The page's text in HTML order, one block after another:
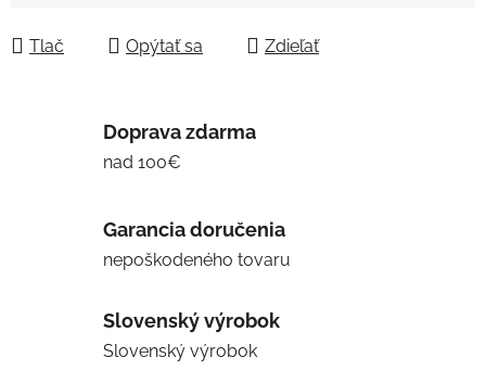
Tlač Opýtať sa Zdieľať
Doprava zdarma
nad 100€
Garancia doručenia
nepoškodeného tovaru
Slovenský výrobok
Slovenský výrobok